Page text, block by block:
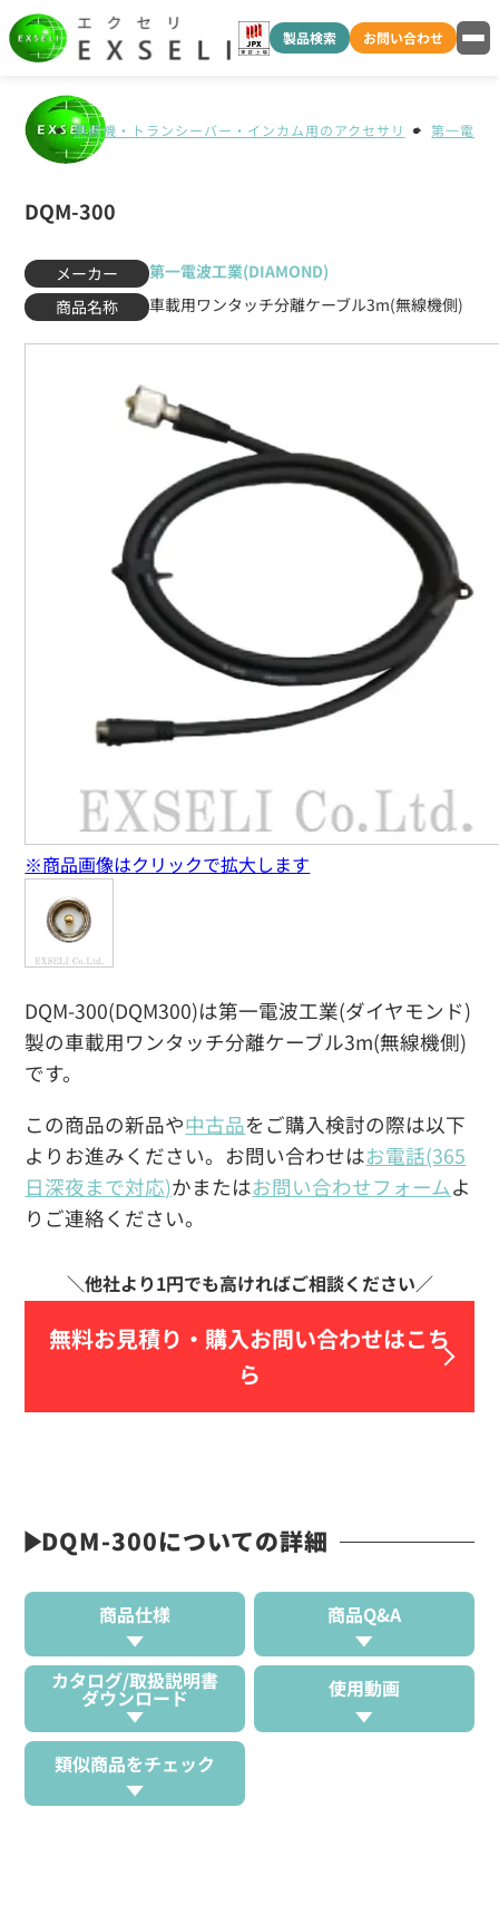
製品検索 お問い合わせ
無線機・トランシーバー・インカム用のアクセサリ 第一電波
DQM-300
メーカー
第一電波工業(DIAMOND)
商品名称
車載用ワンタッチ分離ケーブル3m(無線機側)
DQM-300(DQM300)は第一電波工業(ダイヤモンド)
製の車載用ワンタッチ分離ケーブル3m(無線機側)
です。
この商品の新品や中古品をご購入検討の際は以下
よりお進みください。お問い合わせはお電話(365
日深夜まで対応)かまたはお問い合わせフォームよ
りご連絡ください。
無料お見積り・ 購入お問い合わせはこち
ら
※商品画像はクリックで拡大します
DQM-300についての詳細
商品仕様 商品Q&A
カタログ/取扱説明書
ダウンロード 使用動画
類似商品をチェック